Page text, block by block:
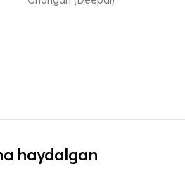
haydalgan